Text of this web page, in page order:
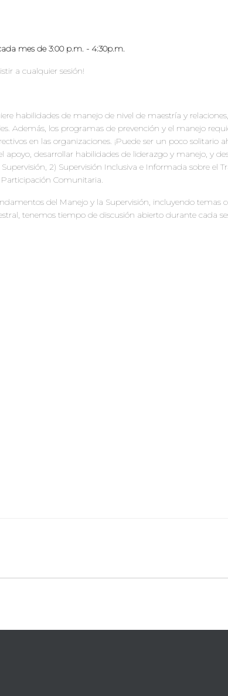
mes de 3:00 p.m. - 4:30p.m.
a cualquier sesión!
habilidades de manejo de nivel de maestría y
Además, los programas de prevención y el manejo
en las organizaciones. ¡Puede ser un poco
apoyo, desarrollar habilidades de liderazgo y manejo, y
2) Supervisión Inclusiva e Informada sobre el
Comunitaria.
del Manejo y la Supervisión, incluyendo temas
tenemos tiempo de discusión abierto durante cada